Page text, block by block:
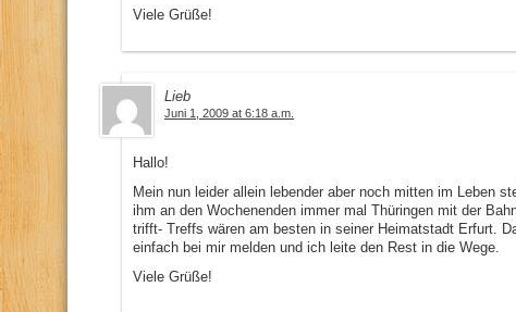
Viele Grüße!
Lieb
Juni 1, 2009 at 6:18 a.m.
Hallo!
Mein nun leider allein lebender aber noch mitten im Leben
ihm an den Wochenenden immer mal Thüringen mit der
trifft- Treffs wären am besten in seiner Heimatstadt Erfurt.
einfach bei mir melden und ich leite den Rest in die Wege.
Viele Grüße!